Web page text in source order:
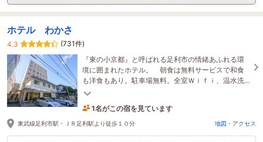
ホテル わかさ
4.3
(731件)
『東の小京都』と呼ばれる足利市の情緒あふれる環
境に囲まれたホテル。 朝食は無料サービスで和食
も洋食もあり。駐車場無料。全室Ｗｉｆｉ、温水洗
浄付トイレ、温度調節機能付エアコンに対応致しま
1名がこの宿を見ています
4時間前に予約されました
東武線足利市駅・ＪＲ足利駅より徒歩１０分 地図・アクセス